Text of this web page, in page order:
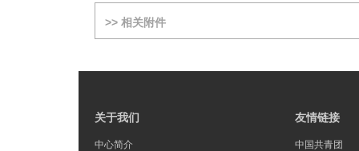
>> 相关附件
关于我们
中心简介
友情链接
中国共青团